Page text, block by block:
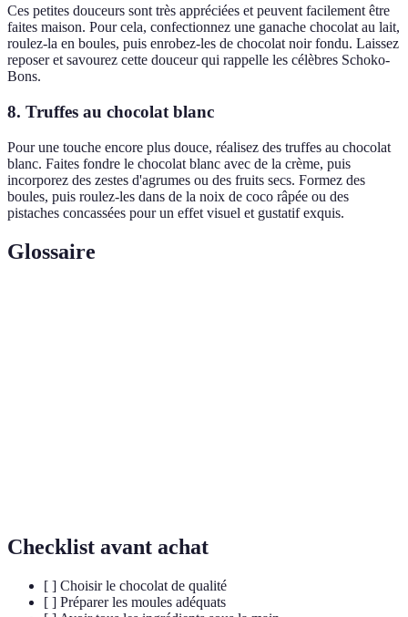
Ces petites douceurs sont très appréciées et peuvent facilement être
faites maison. Pour cela, confectionnez une ganache chocolat au lait,
roulez-la en boules, puis enrobez-les de chocolat noir fondu. Laissez
reposer et savourez cette douceur qui rappelle les célèbres Schoko-
Bons.
8. Truffes au chocolat blanc
Pour une touche encore plus douce, réalisez des truffes au chocolat
blanc. Faites fondre le chocolat blanc avec de la crème, puis
incorporez des zestes d'agrumes ou des fruits secs. Formez des
boules, puis roulez-les dans de la noix de coco râpée ou des
pistaches concassées pour un effet visuel et gustatif exquis.
Glossaire
Checklist avant achat
[ ] Choisir le chocolat de qualité
[ ] Préparer les moules adéquats